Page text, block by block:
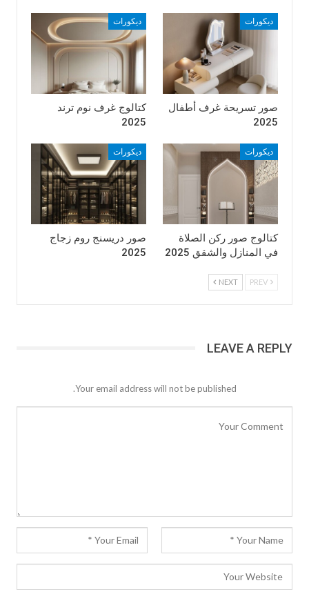
ديكورات
صور تسريحة غرف أطفال
2025
ديكورات
كتالوج غرف نوم ترند
2025
ديكورات
كتالوج صور ركن الصلاة
في المنازل والشقق 2025
ديكورات
صور دريسنج روم زجاج
2025
NEXT
LEAVE A REPLY
Your email address will not be published.